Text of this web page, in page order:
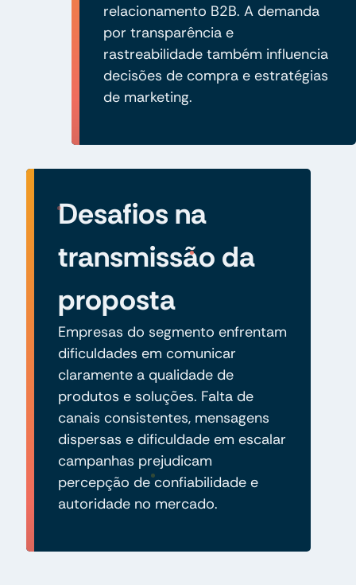
relacionamento B2B. A demanda
por transparência e
rastreabilidade também influencia
decisões de compra e estratégias
de marketing.
Desafios na
transmissão da
proposta
Empresas do segmento enfrentam
dificuldades em comunicar
claramente a qualidade de
produtos e soluções. Falta de
canais consistentes, mensagens
dispersas e dificuldade em escalar
campanhas prejudicam
percepção de confiabilidade e
autoridade no mercado.